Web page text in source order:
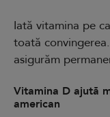
Iată vitamina pe
toată
asigurăm
Vitamina D ajută
american